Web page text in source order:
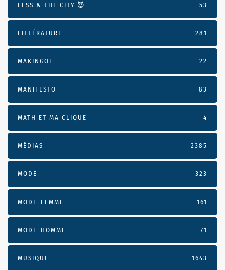
LESS & THE CITY 😈 53
LITTÉRATURE 281
MAKINGOF 22
MANIFESTO 83
MATH ET MA CLIQUE 4
MÉDIAS 2385
MODE 323
MODE-FEMME 161
MODE-HOMME 71
MUSIQUE 1643